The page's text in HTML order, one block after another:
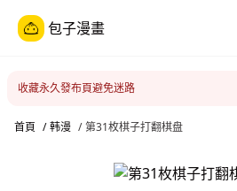
包子漫畫
收藏永久發布頁避免迷路
首頁 / 韩漫 / 第31枚棋子打翻棋盘